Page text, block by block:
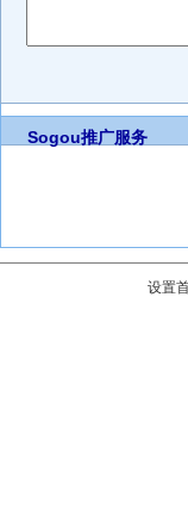
Sogou推广服务
设置